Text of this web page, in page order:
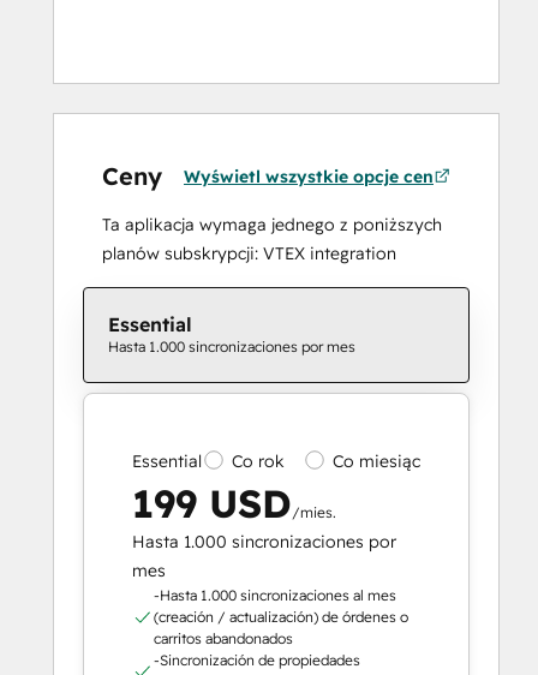
Ceny Wyświetl wszystkie opcje cen
Ta aplikacja wymaga jednego z poniższych
planów subskrypcji: VTEX integration
Essential
Hasta 1.000 sincronizaciones por mes
Essential Co rok Co miesiąc
199 USD/mies.
Hasta 1.000 sincronizaciones por
mes
-Hasta 1.000 sincronizaciones al mes
(creación / actualización) de órdenes o
carritos abandonados
-Sincronización de propiedades